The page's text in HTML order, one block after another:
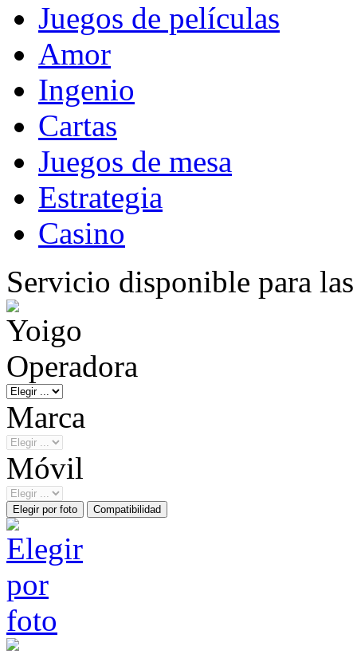
Juegos de películas
Amor
Ingenio
Cartas
Juegos de mesa
Estrategia
Casino
Servicio disponible para
Operadora
Marca
Móvil